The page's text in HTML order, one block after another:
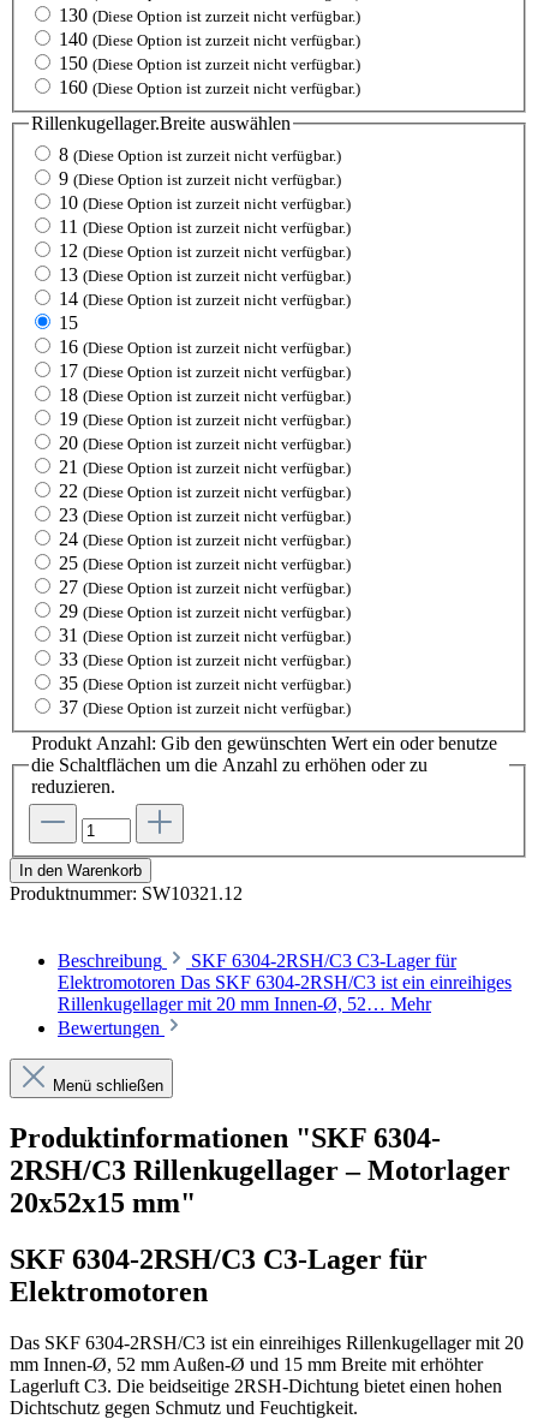
130 (Diese Option ist zurzeit nicht verfügbar.)
140 (Diese Option ist zurzeit nicht verfügbar.)
150 (Diese Option ist zurzeit nicht verfügbar.)
160 (Diese Option ist zurzeit nicht verfügbar.)
Rillenkugellager.Breite auswählen
8 (Diese Option ist zurzeit nicht verfügbar.)
9 (Diese Option ist zurzeit nicht verfügbar.)
10 (Diese Option ist zurzeit nicht verfügbar.)
11 (Diese Option ist zurzeit nicht verfügbar.)
12 (Diese Option ist zurzeit nicht verfügbar.)
13 (Diese Option ist zurzeit nicht verfügbar.)
14 (Diese Option ist zurzeit nicht verfügbar.)
15
16 (Diese Option ist zurzeit nicht verfügbar.)
17 (Diese Option ist zurzeit nicht verfügbar.)
18 (Diese Option ist zurzeit nicht verfügbar.)
19 (Diese Option ist zurzeit nicht verfügbar.)
20 (Diese Option ist zurzeit nicht verfügbar.)
21 (Diese Option ist zurzeit nicht verfügbar.)
22 (Diese Option ist zurzeit nicht verfügbar.)
23 (Diese Option ist zurzeit nicht verfügbar.)
24 (Diese Option ist zurzeit nicht verfügbar.)
25 (Diese Option ist zurzeit nicht verfügbar.)
27 (Diese Option ist zurzeit nicht verfügbar.)
29 (Diese Option ist zurzeit nicht verfügbar.)
31 (Diese Option ist zurzeit nicht verfügbar.)
33 (Diese Option ist zurzeit nicht verfügbar.)
35 (Diese Option ist zurzeit nicht verfügbar.)
37 (Diese Option ist zurzeit nicht verfügbar.)
Produkt Anzahl: Gib den gewünschten Wert ein oder benutze
die Schaltflächen um die Anzahl zu erhöhen oder zu
reduzieren.
In den Warenkorb
Produktnummer: SW10321.12
Beschreibung
SKF 6304-2RSH/C3 C3-Lager für
Elektromotoren Das SKF 6304-2RSH/C3 ist ein einreihiges
Rillenkugellager mit 20 mm Innen-Ø, 52… Mehr
Bewertungen
Menü schließen
Produktinformationen "SKF 6304-
2RSH/C3 Rillenkugellager – Motorlager
20x52x15 mm"
SKF 6304-2RSH/C3 C3-Lager für
Elektromotoren
Das SKF 6304-2RSH/C3 ist ein einreihiges Rillenkugellager mit 20
mm Innen-Ø, 52 mm Außen-Ø und 15 mm Breite mit erhöhter
Lagerluft C3. Die beidseitige 2RSH-Dichtung bietet einen hohen
Dichtschutz gegen Schmutz und Feuchtigkeit.